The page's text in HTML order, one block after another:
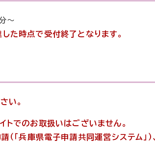
～
た時点で受付終了となります。
い。
トでのお取扱いはございません。
「兵庫県電子申請共同運営システム」）、